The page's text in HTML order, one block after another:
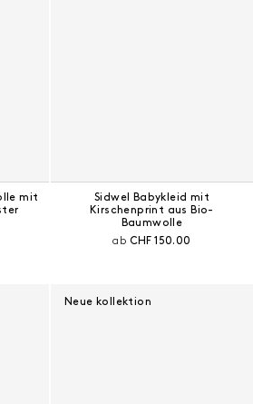
mit
Sidwel Babykleid mit
Kirschenprint aus Bio-
Baumwolle
ab Aktueller Preis:
CHF 150.00
Neue kollektion